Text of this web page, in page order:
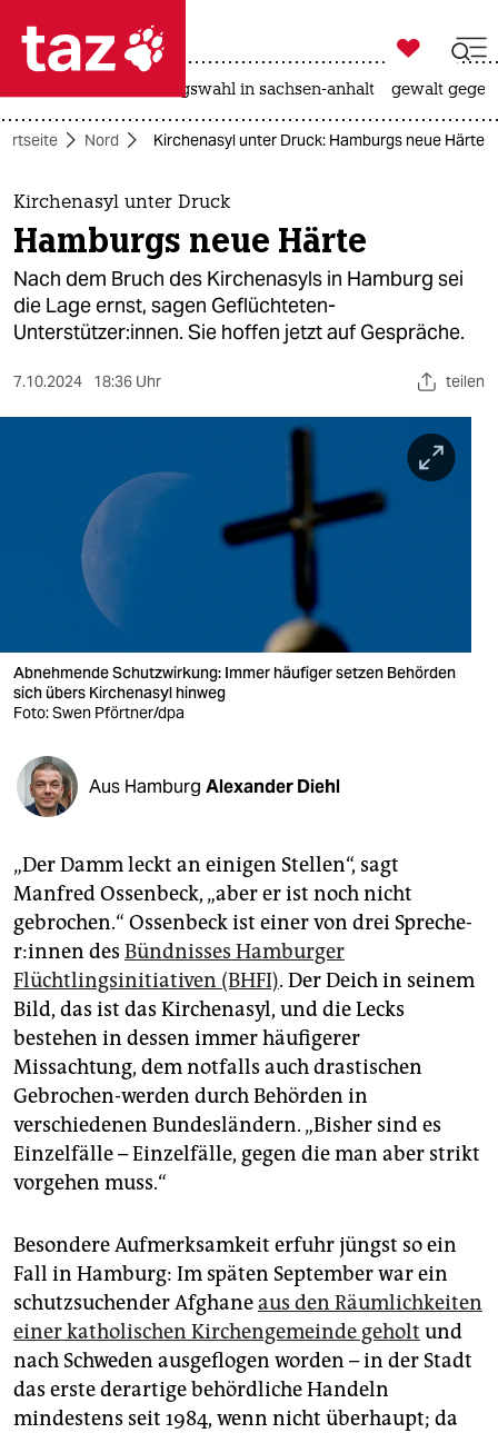
 taz zahl ich
taz zahl ich
themen
politik
öko
wahrheit
verlag
verlag
shop
fragen & hilfe
unterstützen
abo
genossenschaft
epaper login

taz zahl ich
landtagswahl in sachsen-anhalt gewalt
Nord Kirchenasyl unter Druck: Hamburgs neue Härte
Kirchenasyl unter Druck
Hamburgs neue Härte
Nach dem Bruch des Kirchenasyls in Hamburg sei
die Lage ernst, sagen Geflüchteten-
Unterstützer:innen. Sie hoffen jetzt auf Gespräche.
7.10.2024 18:36 Uhr teilen
Abnehmende Schutzwirkung: Immer häufiger setzen Behörden
sich übers Kirchenasyl hinweg
Foto: Swen Pförtner/dpa
Aus Hamburg Alexander Diehl
„Der Damm leckt an einigen Stellen“, sagt
Manfred Ossenbeck, „aber er ist noch nicht
gebrochen.“ Ossenbeck ist einer von drei Spre­che­
r:in­nen des Bündnisses Hamburger
Flüchtlingsinitiativen (BHFI). Der Deich in seinem
Bild, das ist das Kirchenasyl, und die Lecks
bestehen in dessen immer häufigerer
Missachtung, dem notfalls auch drastischen
Gebrochen-werden durch Behörden in
verschiedenen Bundesländern. „Bisher sind es
Einzelfälle – Einzelfälle, gegen die man aber strikt
vorgehen muss.“
Besondere Aufmerksamkeit erfuhr jüngst so ein
Fall in Hamburg: Im späten September war ein
schutzsuchender Afghaneaus den Räumlichkeiten
einer katholischen Kirchengemeinde geholt und
nach Schweden ausgeflogen worden – in der Stadt
das erste derartige behördliche Handeln
mindestens seit 1984, wenn nicht überhaupt; da